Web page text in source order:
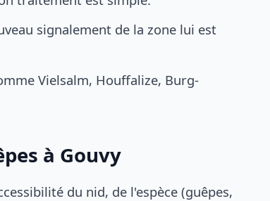
signalement de la zone lui est
Vielsalm, Houffalize, Burg-
à Gouvy
du nid, de l'espèce (guêpes,